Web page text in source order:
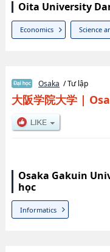
Oita University
Economics Science
Osaka / Tư lập
大阪学院大学|
Osaka Gakuin
học
Informatics